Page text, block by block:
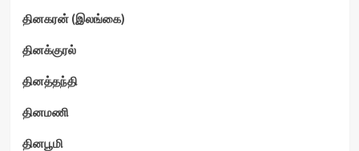
தினகரன் (இலங்கை)
தினக்குரல்
தினத்தந்தி
தினமணி
தினபூமி